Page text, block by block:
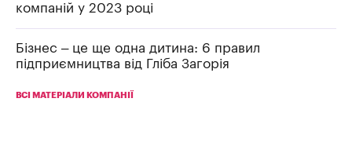
компаній у 2023 році
Бізнес – це ще одна дитина: 6 правил
підприємництва від Гліба Загорія
ВСІ МАТЕРІАЛИ КОМПАНІЇ